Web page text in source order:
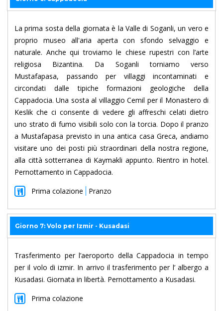
La prima sosta della giornata è la Valle di Soganli, un vero e
proprio museo all'aria aperta con sfondo selvaggio e
naturale. Anche qui troviamo le chiese rupestri con l’arte
religiosa Bizantina. Da Soganli torniamo verso
Mustafapasa, passando per villaggi incontaminati e
circondati dalle tipiche formazioni geologiche della
Cappadocia. Una sosta al villaggio Cemil per il Monastero di
Keslik che ci consente di vedere gli affreschi celati dietro
uno strato di fumo visibili solo con la torcia. Dopo il pranzo
a Mustafapasa previsto in una antica casa Greca, andiamo
visitare uno dei posti più straordinari della nostra regione,
alla città sotterranea di Kaymakli appunto. Rientro in hotel.
Pernottamento in Cappadocia.
Prima colazione
Pranzo
Giorno 7: Volo per Izmir - Kusadasi
Trasferimento per l’aeroporto della Cappadocia in tempo
per il volo di izmir. In arrivo il trasferimento per l’ albergo a
Kusadasi. Giornata in libertà. Pernottamento a Kusadasi.
Prima colazione